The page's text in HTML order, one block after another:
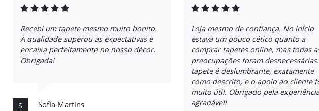
Recebi um tapete mesmo muito bonito.
A qualidade superou as expectativas e
encaixa perfeitamente no nosso décor.
Obrigada!
S Sofia Martins
Loja mesmo de confiança. No início
estava um pouco cético quanto a
comprar tapetes online, mas todas
preocupações foram
tapete é deslumbrante, exatamente
como descrito, e o apoio ao cliente
muito útil. Obrigado pela
agradável!